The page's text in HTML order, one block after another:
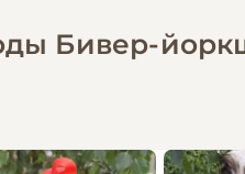
Бивер-